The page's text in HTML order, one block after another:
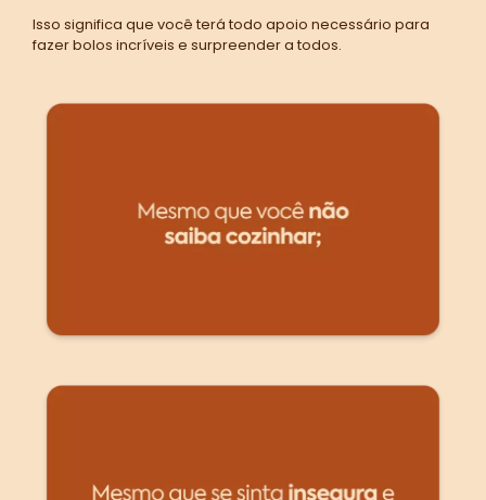
Isso significa que você terá todo apoio necessário para
fazer bolos incríveis e surpreender a todos.